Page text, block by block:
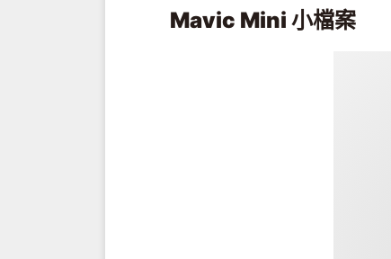
Mavic Mini 小檔案